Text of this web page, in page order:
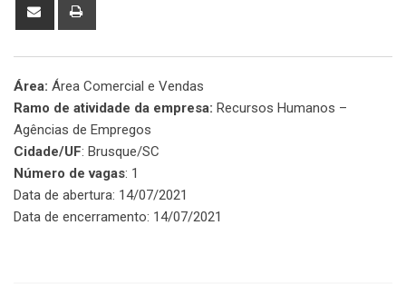
Share
Área: Área Comercial e Vendas
Ramo de atividade da empresa: Recursos Humanos –
Agências de Empregos
Cidade/UF: Brusque/SC
Número de vagas: 1
Data de abertura: 14/07/2021
Data de encerramento: 14/07/2021